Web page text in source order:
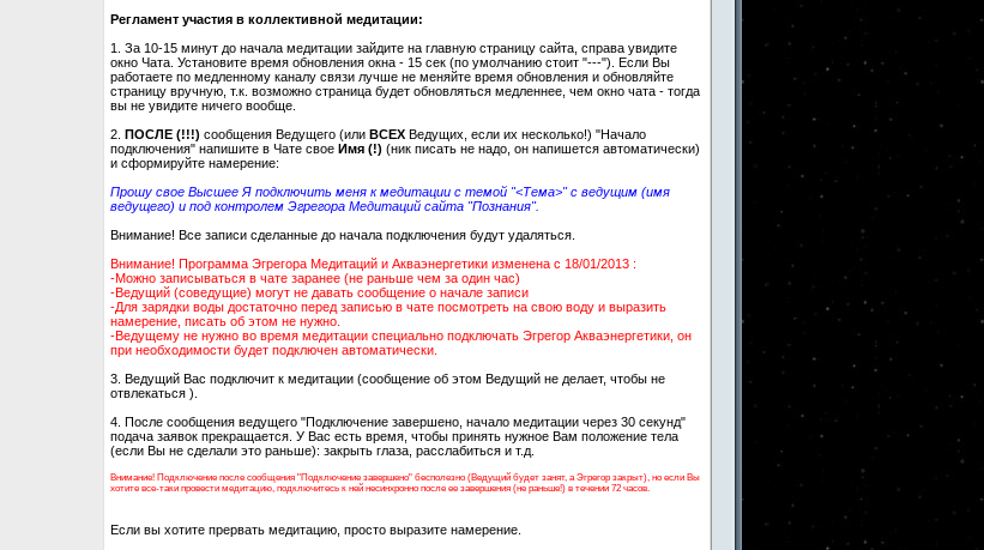
Регламент участия в коллективной медитации:
1. За 10-15 минут до начала медитации зайдите на главную страницу сайта, справа увидите
окно Чата. Установите время обновления окна - 15 сек (по умолчанию стоит "---"). Если Вы
работаете по медленному каналу связи лучше не меняйте время обновления и обновляйте
страницу вручную, т.к. возможно страница будет обновляться медленнее, чем окно чата - тогда
вы не увидите ничего вообще.
2. ПОСЛЕ (!!!) сообщения Ведущего (или ВСЕХ Ведущих, если их несколько!) "Начало
подключения" напишите в Чате свое Имя (!) (ник писать не надо, он напишется автоматически)
и сформируйте намерение:
Прошу свое Высшее Я подключить меня к медитации с темой "<Тема>" с ведущим (имя
ведущего) и под контролем Эгрегора Медитаций сайта "Познания".
Внимание! Все записи сделанные до начала подключения будут удаляться.
Внимание! Программа Эгрегора Медитаций и Акваэнергетики изменена c 18/01/2013 :
-Можно записываться в чате заранее (не раньше чем за один час)
-Ведущий (соведущие) могут не давать сообщение о начале записи
-Для зарядки воды достаточно перед записью в чате посмотреть на свою воду и выразить
намерение, писать об этом не нужно.
-Ведущему не нужно во время медитации специально подключать Эгрегор Акваэнергетики, он
при необходимости будет подключен автоматически.
3. Ведущий Вас подключит к медитации (сообщение об этом Ведущий не делает, чтобы не
отвлекаться ).
4. После сообщения ведущего "Подключение завершено, начало медитации через 30 секунд"
подача заявок прекращается. У Вас есть время, чтобы принять нужное Вам положение тела
(если Вы не сделали это раньше): закрыть глаза, расслабиться и т.д.
Внимание! Подключение после сообщения "Подключение завершено" бесполезно (Ведущий будет занят, а Эгрегор закрыт), но если Вы
хотите все-таки провести медитацию, подключитесь к ней несинхронно после ее завершения (не раньше!) в течении 72 часов.
Если вы хотите прервать медитацию, просто выразите намерение.